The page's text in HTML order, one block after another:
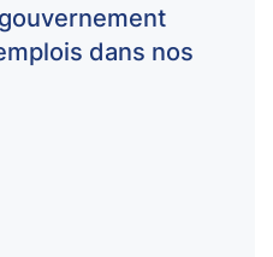
dans nos